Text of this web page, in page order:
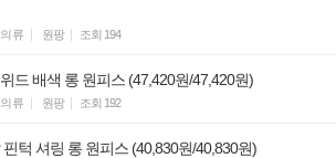
류 원팡 조회 194
드 배색 롱 원피스 (47,420원/47,420원)
류 원팡 조회 192
턱 셔링 롱 원피스 (40,830원/40,830원)